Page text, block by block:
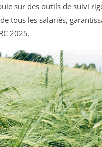
sur des outils de suivi
tous les salariés,
2025.